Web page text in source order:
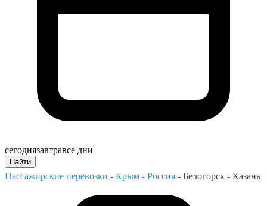
сегоднязавтравсе дни
Найти
Пассажирские перевозки - Крым - Россия - Белогорск - Казань